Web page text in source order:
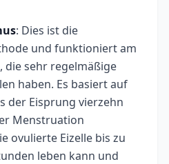
: Dies ist die
und funktioniert am
die sehr regelmäßige
haben. Es basiert auf
der Eisprung vierzehn
Menstruation
ovulierte Eizelle bis zu
leben kann und